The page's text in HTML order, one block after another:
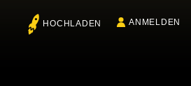
HOCHLADEN ANMELDEN